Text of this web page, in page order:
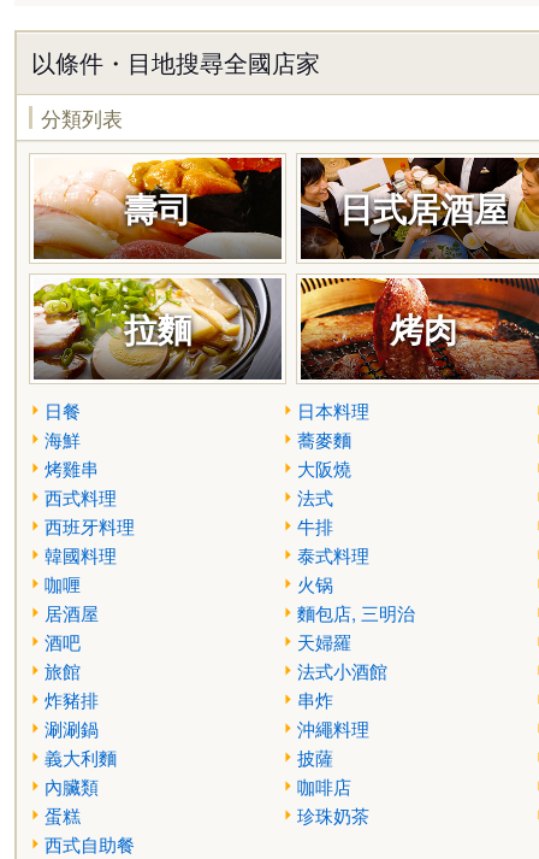
以條件・目地搜尋全國店家
分類列表
壽司 日式居酒屋
拉麵 烤肉
日餐
日本料理
海鮮
蕎麥麵
烤雞串
大阪燒
西式料理
法式
西班牙料理
牛排
韓國料理
泰式料理
咖喱
火锅
居酒屋
麵包店, 三明治
酒吧
天婦羅
旅館
法式小酒館
炸豬排
串炸
涮涮鍋
沖繩料理
義大利麵
披薩
內臟類
咖啡店
蛋糕
珍珠奶茶
西式自助餐